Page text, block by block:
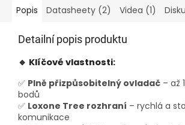
Popis Datasheety (2) Videa (1)
Detailní popis produktu
🔹 Klíčové vlastnosti:
✅ Plně přizpůsobitelný ovladač – až
bodů
✅ Loxone Tree rozhraní – rychlá a
komunikace